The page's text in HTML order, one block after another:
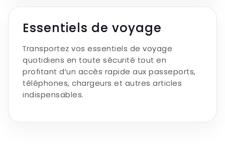
Essentiels de voyage
Transportez vos essentiels de voyage
quotidiens en toute sécurité tout en
profitant d’un accès rapide aux passeports,
téléphones, chargeurs et autres articles
indispensables.